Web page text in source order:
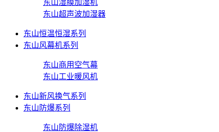
东山湿膜加湿机
东山超声波加湿器
东山恒温恒湿系列
东山风幕机系列
东山商用空气幕
东山工业暖风机
东山新风换气系列
东山防爆系列
东山防爆除湿机